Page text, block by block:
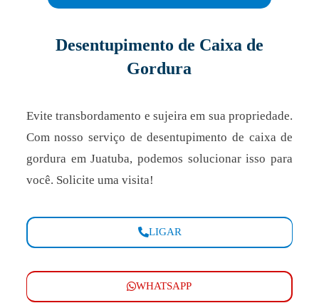
Desentupimento de Caixa de
Gordura
Evite transbordamento e sujeira em sua propriedade.
Com nosso serviço de desentupimento de caixa de
gordura em Juatuba, podemos solucionar isso para
você. Solicite uma visita!
LIGAR
WHATSAPP